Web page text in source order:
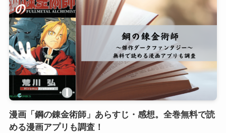
漫画「鋼の錬金術師」あらすじ・感想。全巻無料で読
める漫画アプリも調査！